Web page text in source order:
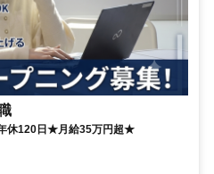
休120日★月給35万円超★